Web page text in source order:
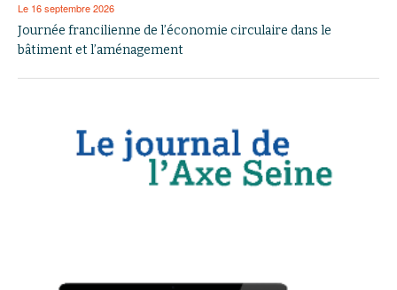
Le 16 septembre 2026
Journée francilienne de l’économie circulaire dans le
bâtiment et l’aménagement